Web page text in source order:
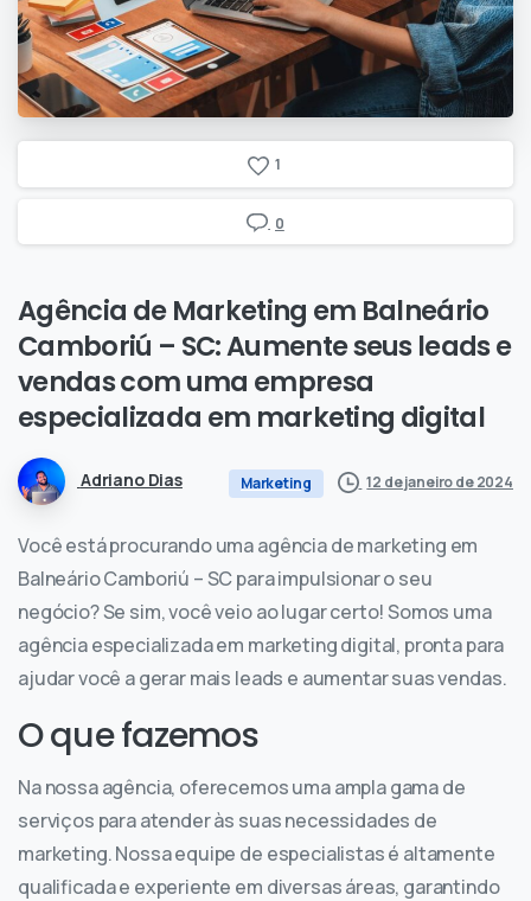
1
0
Agência de Marketing em Balneário
Camboriú – SC:Aumenteseusleadse
vendascomuma empresa
especializada em marketing digital
Adriano Dias Marketing 12 de janeiro de 2024
Você está procurando uma agência de marketing em
Balneário Camboriú – SC para impulsionar o seu
negócio? Se sim, você veio ao lugar certo! Somos uma
agência especializada em marketing digital, pronta para
ajudar você a gerar mais leads e aumentar suas vendas.
O que fazemos
Na nossa agência, oferecemos uma ampla gama de
serviços para atender às suas necessidades de
marketing. Nossa equipe de especialistas é altamente
qualificada e experiente em diversas áreas, garantindo